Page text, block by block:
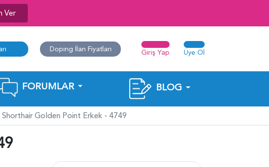
Ver
Doping İlan Fiyatları Giriş Yap Üye Ol
FORUMLAR BLOG
Shorthair Golden Point Erkek - 4749